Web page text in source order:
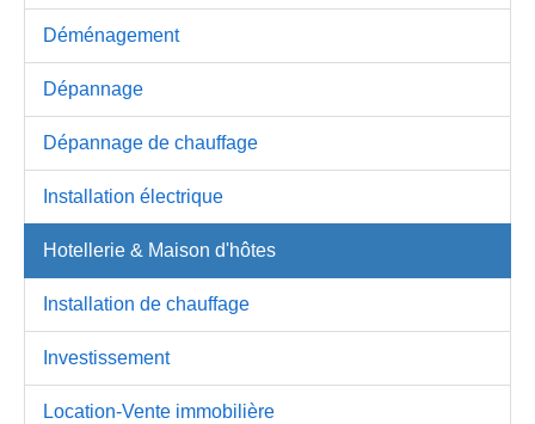
Déménagement
Dépannage
Dépannage de chauffage
Installation électrique
Hotellerie & Maison d'hôtes
Installation de chauffage
Investissement
Location-Vente immobilière